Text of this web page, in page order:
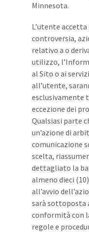
Minnesota.
L’utente
controversia,
relativo a o
utilizzo,
al Sito o ai
all’utente,
esclusivamente
eccezione dei
Qualsiasi parte
un’azione di
comunicazione
scelta,
dettagliato la
almeno dieci
all’avvio
sarà sottoposta
conformità con
regole e